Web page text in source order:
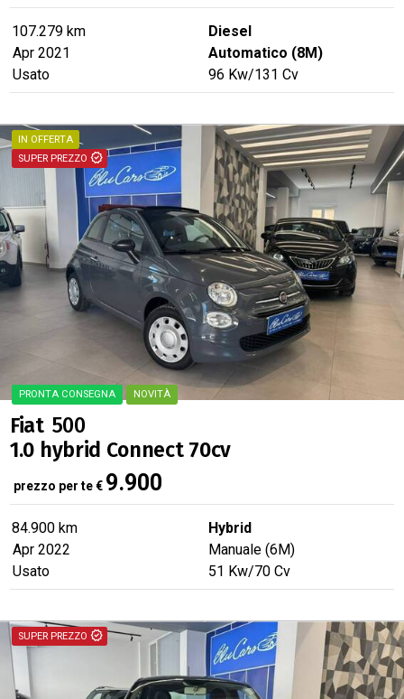
107.279 km
Diesel
Apr 2021
Automatico (8M)
Usato
96 Kw/131 Cv
Fiat 500
1.0 hybrid Connect 70cv
prezzo per te€ 9.900
84.900 km
Hybrid
Apr 2022
Manuale (6M)
Usato
51 Kw/70 Cv